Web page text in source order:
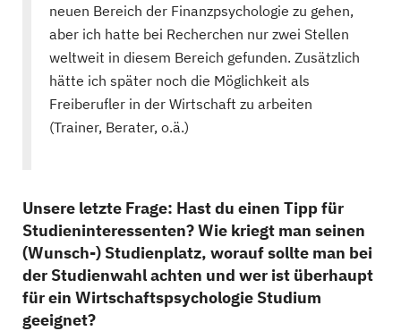
neuen Bereich der Finanzpsychologie zu gehen,
aber ich hatte bei Recherchen nur zwei Stellen
weltweit in diesem Bereich gefunden. Zusätzlich
hätte ich später noch die Möglichkeit als
Freiberufler in der Wirtschaft zu arbeiten
(Trainer, Berater, o.ä.)
Unsere letzte Frage: Hast du einen Tipp für
Studieninteressenten? Wie kriegt man seinen
(Wunsch-) Studienplatz, worauf sollte man bei
der Studienwahl achten und wer ist überhaupt
für ein Wirtschaftspsychologie Studium
geeignet?